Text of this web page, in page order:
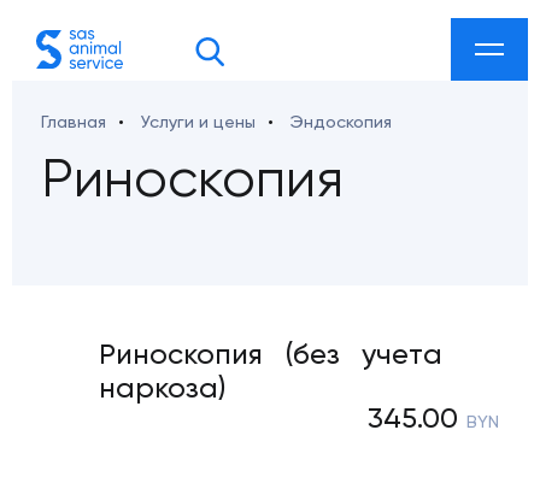
Главная Услуги и цены Эндоскопия
Риноскопия
Риноскопия (без учета
наркоза)
345.00
BYN